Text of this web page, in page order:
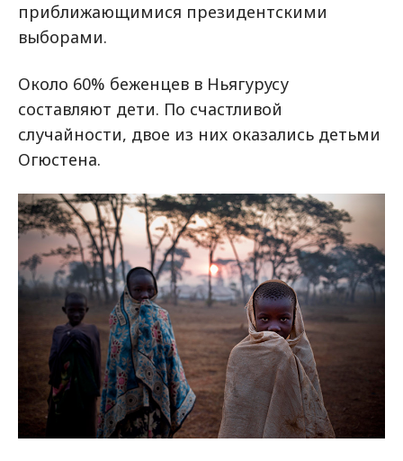
приближающимися президентскими
выборами.
Около 60% беженцев в Ньягурусу
составляют дети. По счастливой
случайности, двое из них оказались детьми
Огюстена.